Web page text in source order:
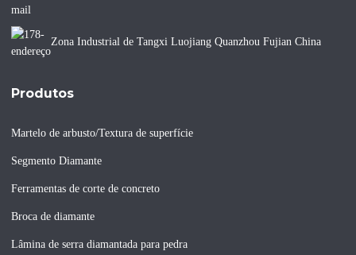
Zona Industrial de Tangxi Luojiang Quanzhou Fujian China
Produtos
Martelo de arbusto/Textura de superfície
Segmento Diamante
Ferramentas de corte de concreto
Broca de diamante
Lâmina de serra diamantada para pedra